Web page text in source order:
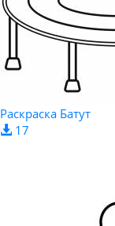
Раскраска Батут
17